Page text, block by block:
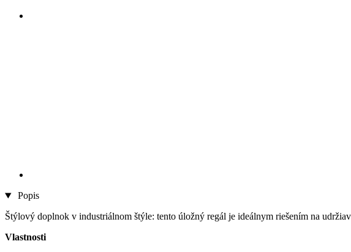
Popis
Štýlový doplnok v industriálnom štýle: tento úložný regál je ideálnym riešením na
Vlastnosti